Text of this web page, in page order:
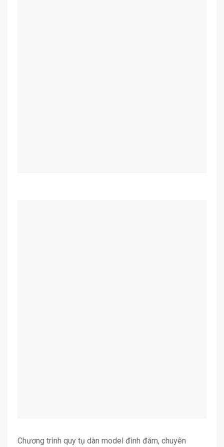
Chương trình quy tụ dàn model đình đám, chuyên